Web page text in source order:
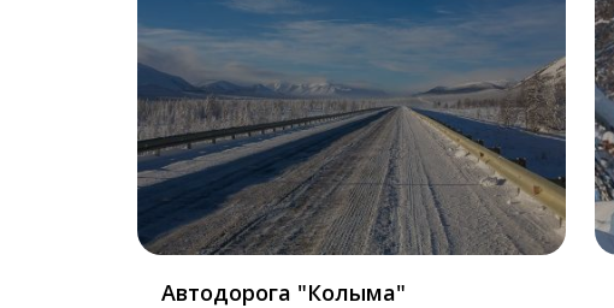
Автодорога "Колыма"